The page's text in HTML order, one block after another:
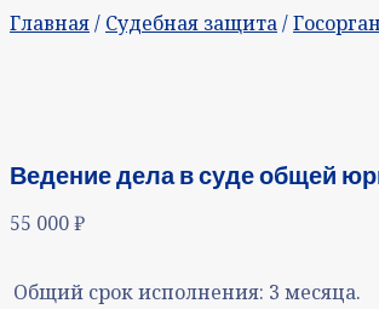
Главная/ Судебная защита/Госорган
Ведение дела в суде общей
55 000₽
Общий срок исполнения: 3 месяца.